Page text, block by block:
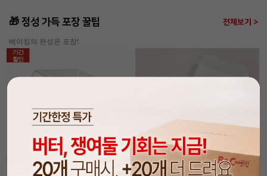
🎁 정성 가득 포장 꿀팁 전체보기 >
베이킹의 완성은 포장!
기간
할인
02일 11:36:01